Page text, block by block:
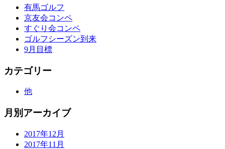
有馬ゴルフ
京友会コンペ
すぐり会コンペ
ゴルフシーズン到来
9月目標
カテゴリー
他
月別アーカイブ
2017年12月
2017年11月